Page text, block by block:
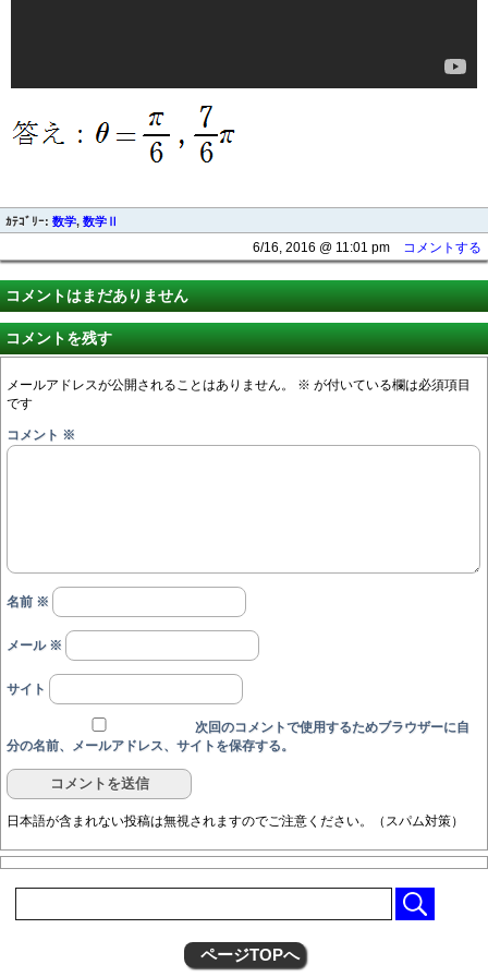
ｶﾃｺﾞﾘｰ: 数学, 数学Ⅱ
6/16, 2016 @ 11:01 pm コメントする
コメントはまだありません
コメントを残す
メールアドレスが公開されることはありません。 ※ が付いている欄は必須項目
です
コメント ※
名前 ※
メール ※
サイト
次回のコメントで使用するためブラウザーに自
分の名前、メールアドレス、サイトを保存する。
日本語が含まれない投稿は無視されますのでご注意ください。（スパム対策）
ページTOPへ